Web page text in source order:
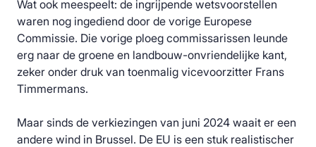
Wat ook meespeelt: de ingrijpende wetsvoorstellen
waren nog ingediend door de vorige Europese
Commissie. Die vorige ploeg commissarissen leunde
erg naar de groene en landbouw-onvriendelijke kant,
zeker onder druk van toenmalig vicevoorzitter Frans
Timmermans.
Maar sinds de verkiezingen van juni 2024 waait er een
andere wind in Brussel. De EU is een stuk realistischer